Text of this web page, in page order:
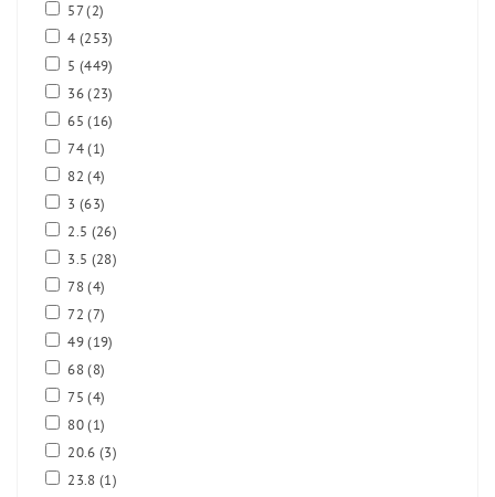
57(2)
4 (253)
5 (449)
36(23)
65(16)
74(1)
82(4)
3 (63)
2.5 (26)
3.5 (28)
78(4)
72(7)
49(19)
68(8)
75(4)
80(1)
20.6 (3)
23.8 (1)